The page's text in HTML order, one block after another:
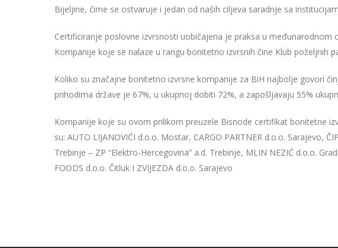
Bijeljine, čime se ostvaruje i jedan od naših ciljeva saradnje sa
Certificiranje poslovne izvrsnosti uobičajena je praksa u
Kompanije koje se nalaze u rangu bonitetno izvrsnih čine Klub
Koliko su značajne bonitetno izvrsne kompanije za BiH najbolje govori
prihodima države je 67%, u ukupnoj dobiti 72%, a zapošljavaju 55%
Kompanije koje su ovom prilikom preuzele Bisnode certifikat bonitetne
su: AUTO LIJANOVIĆI d.o.o. Mostar, CARGO PARTNER d.o.o. Sarajevo,
Trebinje – ZP “Elektro-Hercegovina” a.d. Trebinje, MLIN NEZIĆ d.o.o.
FOODS d.o.o. Čitluk I ZVIJEZDA d.o.o. Sarajevo